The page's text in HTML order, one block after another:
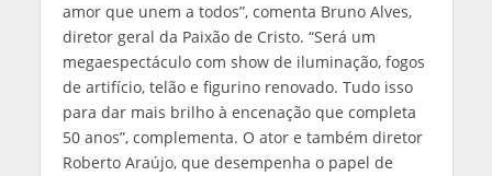
amor que unem a todos”, comenta Bruno Alves,
diretor geral da Paixão de Cristo. “Será um
megaespectáculo com show de iluminação, fogos
de artifício, telão e figurino renovado. Tudo isso
para dar mais brilho à encenação que completa
50 anos”, complementa. O ator e também diretor
Roberto Araújo, que desempenha o papel de